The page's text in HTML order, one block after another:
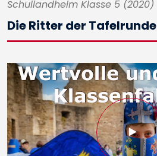
Schullandheim Klasse 5 (2020)
Die Ritter der Tafelrunde